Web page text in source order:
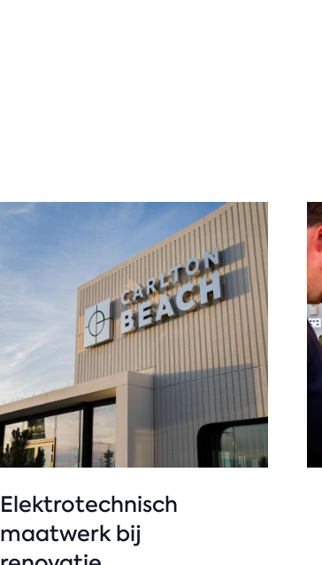
Elektrotechnisch
maatwerk bij